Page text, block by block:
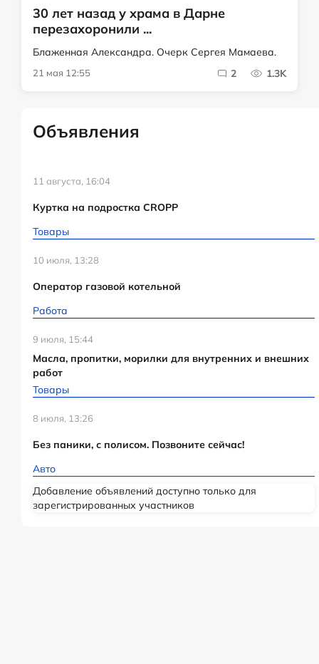
30 лет назад у храма в Дарне
перезахоронили ...
Блаженная Александра. Очерк Сергея Мамаева.
21 мая 12:55 2 1.3K
Объявления
11 августа, 16:04
Куртка на подростка CROPP
Товары
10 июля, 13:28
Оператор газовой котельной
Работа
9 июля, 15:44
Масла, пропитки, морилки для внутренних и внешних
работ
Товары
8 июля, 13:26
Без паники, с полисом. Позвоните сейчас!
Авто
Добавление объявлений доступно только для
зарегистрированных участников